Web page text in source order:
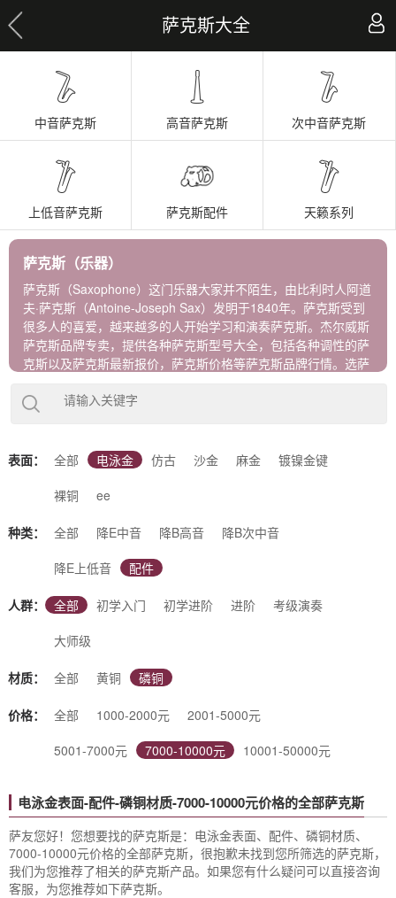
萨克斯大全
中音萨克斯 高音萨克斯 次中音萨克斯
上低音萨克斯 萨克斯配件 天籁系列
萨克斯（乐器）
萨克斯（Saxophone）这门乐器大家并不陌生，由比利时人阿道
夫·萨克斯（Antoine-Joseph Sax）发明于1840年。萨克斯受到
很多人的喜爱，越来越多的人开始学习和演奏萨克斯。杰尔威斯
萨克斯品牌专卖，提供各种萨克斯型号大全，包括各种调性的萨
克斯以及萨克斯最新报价，萨克斯价格等萨克斯品牌行情。选萨
下几类：（降E调）中音萨克斯、（降B调）次中音萨克斯、（降
B调）高音萨克斯、（降E调）上低音萨克斯、（降B调）高音小
学进阶萨克斯、考级演奏萨克斯、专业演奏萨克斯、大师级萨克
斯等不同调性、不同表面、不同材质的萨克斯。同时也支持您根
据自己的喜好进行定制。杰尔威斯，好音质的选择！
表面： 全部 电泳金 仿古 沙金 麻金
镀镍金键
裸铜
ee
种类： 全部 降E中音 降B高音
降B次中音
降E上低音
配件
人群： 全部 初学入门 初学进阶 进阶
考级演奏
大师级
材质： 全部 黄铜 磷铜
价格： 全部 1000-2000元
2001-5000元
5001-7000元
7000-10000元 10001-50000元
电泳金表面-配件-磷铜材质-7000-10000元价格的全部萨克斯
萨友您好！您想要找的萨克斯是：电泳金表面、配件、磷铜材质、
7000-10000元价格的全部萨克斯，很抱歉未找到您所筛选的萨克斯，
我们为您推荐了相关的萨克斯产品。如果您有什么疑问可以直接咨询
客服，为您推荐如下萨克斯。